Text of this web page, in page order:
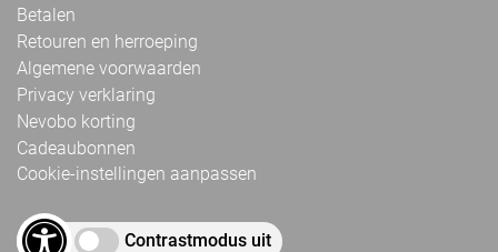
Betalen
Retouren en herroeping
Algemene voorwaarden
Privacy verklaring
Nevobo korting
Cadeaubonnen
Cookie-instellingen aanpassen
Contrastmodus uit